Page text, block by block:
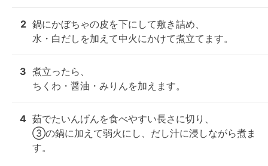
2 鍋にかぼちゃの皮を下にして敷き詰め、
水・白だしを加えて中火にかけて煮立てます。
3 煮立ったら、
ちくわ・醤油・みりんを加えます。
4 茹でたいんげんを食べやすい長さに切り、
③の鍋に加えて弱火にし、だし汁に浸しながら煮ま
す。